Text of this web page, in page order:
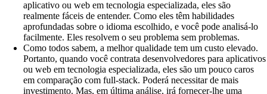
aplicativo ou web em tecnologia especializada, eles são
realmente fáceis de entender. Como eles têm habilidades
aprofundadas sobre o idioma escolhido, e você pode analisá-lo
facilmente. Eles resolvem o seu problema sem problemas.
Como todos sabem, a melhor qualidade tem um custo elevado.
Portanto, quando você contrata desenvolvedores para aplicativos
ou web em tecnologia especializada, eles são um pouco caros
em comparação com full-stack. Poderá necessitar de mais
investimento. Mas, em última análise, irá fornecer-lhe uma